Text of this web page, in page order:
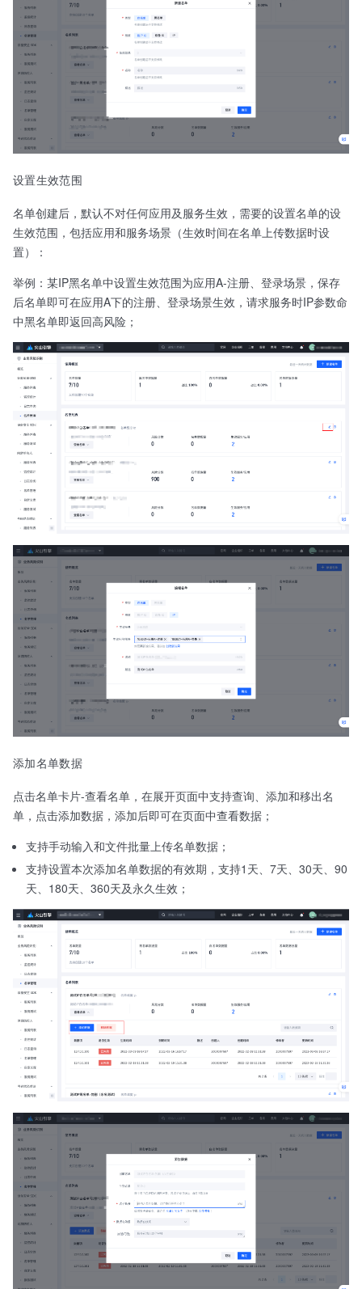
设置生效范围
名单创建后，默认不对任何应用及服务生效，需要的设置名单的设
生效范围，包括应用和服务场景（生效时间在名单上传数据时设
置）：
举例：某IP黑名单中设置生效范围为应用A-注册、登录场景，保存
后名单即可在应用A下的注册、登录场景生效，请求服务时IP参数命
中黑名单即返回高风险；
添加名单数据
点击名单卡片-查看名单，在展开页面中支持查询、添加和移出名
单，点击添加数据，添加后即可在页面中查看数据；
支持手动输入和文件批量上传名单数据；
支持设置本次添加名单数据的有效期，支持1天、7天、30天、90
天、180天、360天及永久生效；